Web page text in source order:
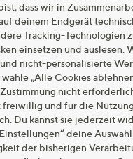
dass wir in
deinem Endgerät
Tracking-Technologien
einsetzen und auslesen.
nicht-personalisierte
„Alle Cookies
nicht
freiwillig und für die
Du kannst sie jederzeit
deine
der bisherigen